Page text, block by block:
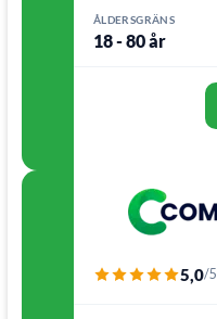
ÅLDERSGRÄNS
18 - 80 år
5,0/5